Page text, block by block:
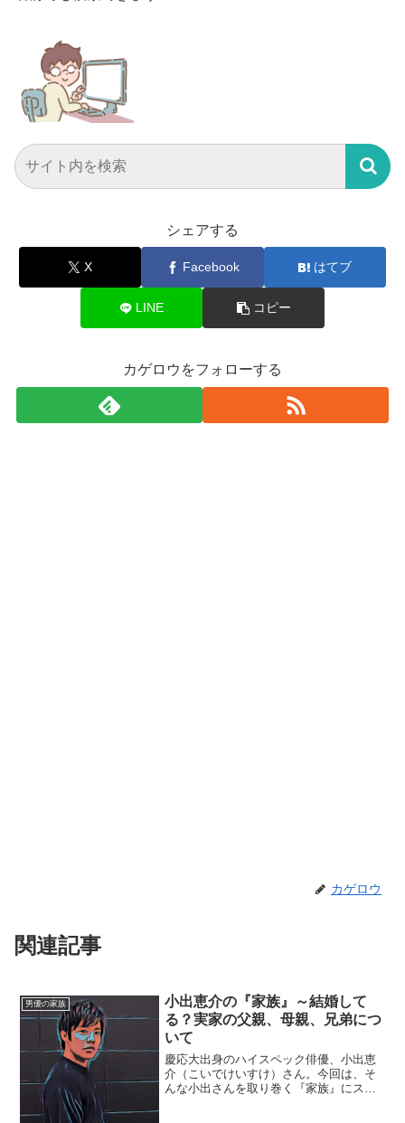
シェアする
X Facebook はてブ
LINE コピー
カゲロウをフォローする
カゲロウ
関連記事
男優の家族
小出恵介の『家族』～結婚して
る？実家の父親、母親、兄弟につ
いて
慶応大出身のハイスペック俳優、小出恵
介（こいでけいすけ）さん。今回は、そ
んな小出さんを取り巻く『家族』にスポ